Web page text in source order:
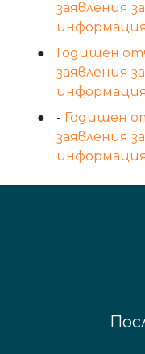
заявления
информация
Годишен
заявления
информация
- Годишен
заявления
информация